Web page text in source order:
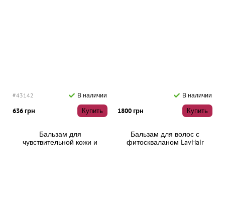
#43142 В наличии
636 грн Купить
Бальзам для
чувствительной кожи и
В наличии
1800 грн Купить
Бальзам для волос с
фитоскваланом LavHair